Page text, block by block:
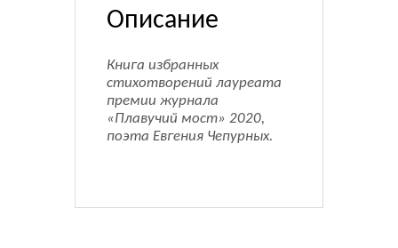
Описание
Книга избранных
стихотворений лауреата
премии журнала
«Плавучий мост» 2020,
поэта Евгения Чепурных.